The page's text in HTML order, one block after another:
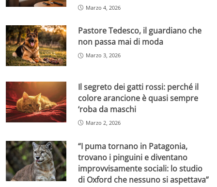
Marzo 4, 2026
Pastore Tedesco, il guardiano che
non passa mai di moda
Marzo 3, 2026
Il segreto dei gatti rossi: perché il
colore arancione è quasi sempre
‘roba da maschi
Marzo 2, 2026
“I puma tornano in Patagonia,
trovano i pinguini e diventano
improvvisamente sociali: lo studio
di Oxford che nessuno si aspettava”